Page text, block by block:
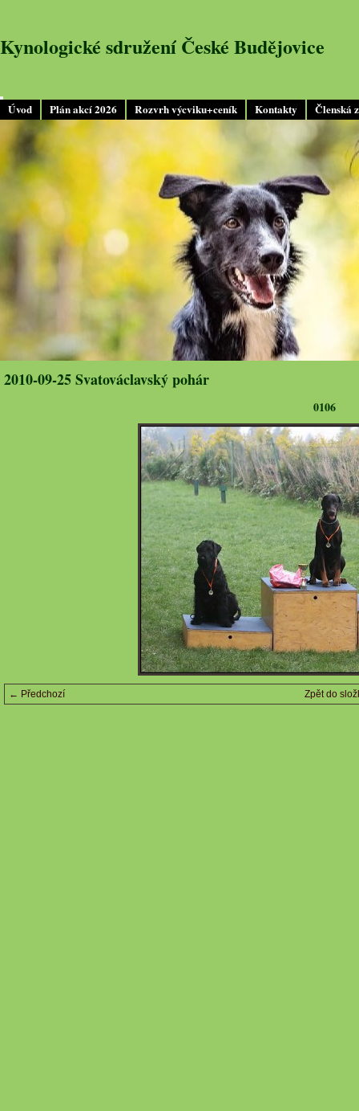
Úvod Plán akcí 2026 Rozvrh výcviku+ceník Kontakty Členská
Kynologické sdružení České Budějovice
2010-09-25 Svatováclavský pohár
0106
← Předchozí Zpět do